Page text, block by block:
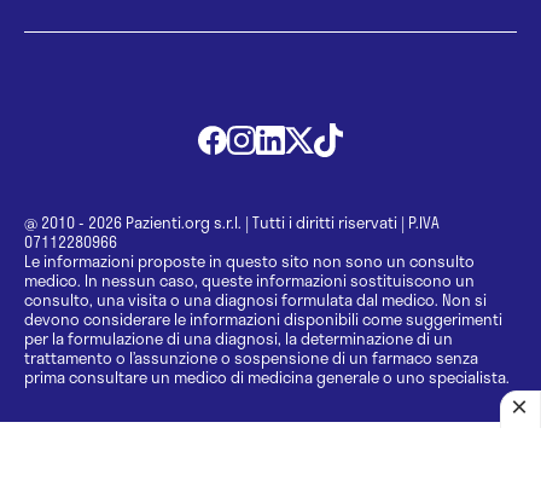
@ 2010 - 2026 Pazienti.org s.r.l. | Tutti i diritti riservati | P.IVA
07112280966
Le informazioni proposte in questo sito non sono un consulto
medico. In nessun caso, queste informazioni sostituiscono un
consulto, una visita o una diagnosi formulata dal medico. Non si
devono considerare le informazioni disponibili come suggerimenti
per la formulazione di una diagnosi, la determinazione di un
trattamento o l’assunzione o sospensione di un farmaco senza
prima consultare un medico di medicina generale o uno specialista.